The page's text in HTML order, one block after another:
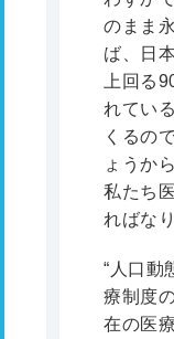
のまま
ば、日
上回る
れてい
くるの
ょうか
私たち
ればな
“人口動
療制度
在の医